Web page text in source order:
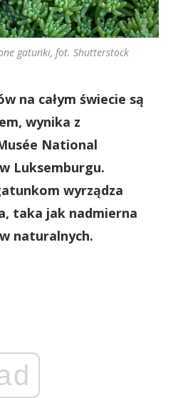
gatunki, fot. Shutterstock
na całym świecie są
wynika z
National
Luksemburgu.
wyrządza
taka jak nadmierna
naturalnych.